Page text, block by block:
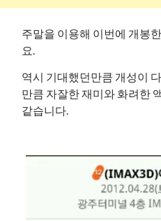
주말을 이용해 이번에 개봉
요.
역시 기대했던만큼 개성이
만큼 자잘한 재미와 화려한
같습니다.